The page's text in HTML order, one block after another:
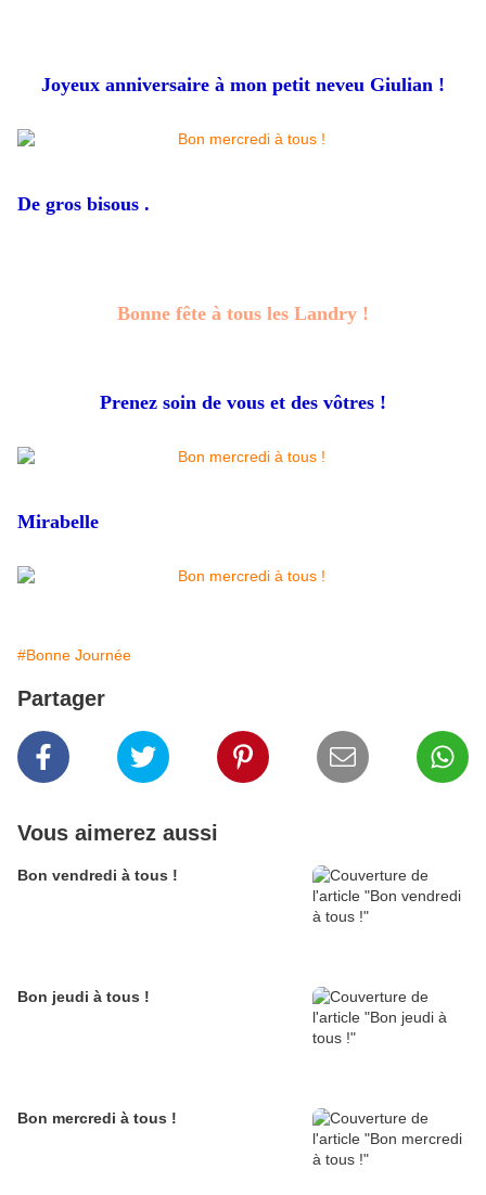
Joyeux anniversaire à mon petit neveu Giulian !
De gros bisous .
Bonne fête à tous les Landry !
Prenez soin de vous et des vôtres !
Mirabelle
#Bonne Journée
Partager
Vous aimerez aussi
Bon vendredi à tous !
Bon jeudi à tous !
Bon mercredi à tous !